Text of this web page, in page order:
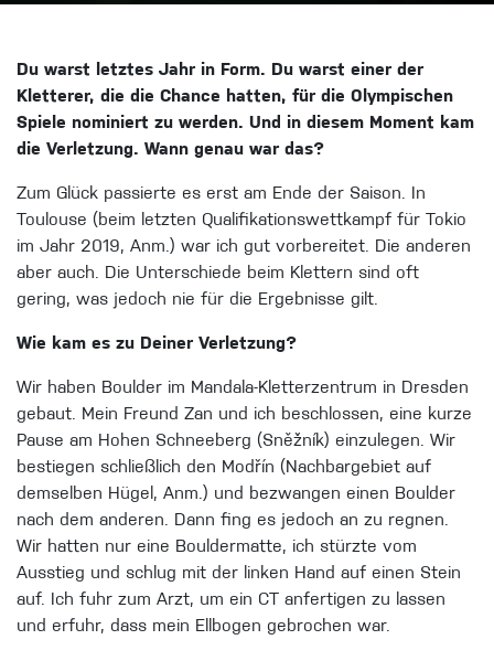
Du warst letztes Jahr in Form. Du warst einer der
Kletterer, die die Chance hatten, für die Olympischen
Spiele nominiert zu werden. Und in diesem Moment kam
die Verletzung. Wann genau war das?
Zum Glück passierte es erst am Ende der Saison. In
Toulouse (beim letzten Qualifikationswettkampf für Tokio
im Jahr 2019, Anm.) war ich gut vorbereitet. Die anderen
aber auch. Die Unterschiede beim Klettern sind oft
gering, was jedoch nie für die Ergebnisse gilt.
Wie kam es zu Deiner Verletzung?
Wir haben Boulder im Mandala-Kletterzentrum in Dresden
gebaut. Mein Freund Zan und ich beschlossen, eine kurze
Pause am Hohen Schneeberg (Sněžník) einzulegen. Wir
bestiegen schließlich den Modřín (Nachbargebiet auf
demselben Hügel, Anm.) und bezwangen einen Boulder
nach dem anderen. Dann fing es jedoch an zu regnen.
Wir hatten nur eine Bouldermatte, ich stürzte vom
Ausstieg und schlug mit der linken Hand auf einen Stein
auf. Ich fuhr zum Arzt, um ein CT anfertigen zu lassen
und erfuhr, dass mein Ellbogen gebrochen war.